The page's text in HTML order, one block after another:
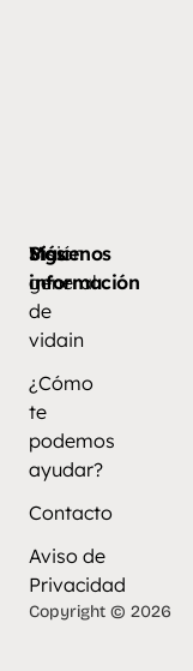
Más
información
Visión
general
de
vidain
¿Cómo
te
podemos
ayudar?
Contacto
Aviso de
Privacidad
Síguenos
Copyright © 2026